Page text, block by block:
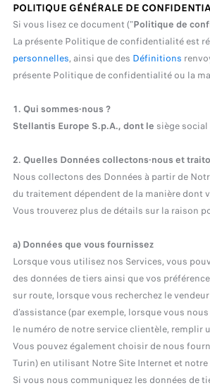
POLITIQUE GÉNÉRALE DE
Si vous lisez ce document ("Politique de
La présente Politique de confidentialité est
personnelles, ainsi que des Définitions
présente Politique de confidentialité ou la
1. Qui sommes-nous ?
Stellantis Europe S.p.A., dont le siège
2. Quelles Données collectons-nous et
Nous collectons des Données à partir de
du traitement dépendent de la manière dont
Vous trouverez plus de détails sur la raison
a) Données que vous fournissez
Lorsque vous utilisez nos Services, vous
des données de tiers ainsi que vos
sur route, lorsque vous recherchez le
d’assistance (par exemple, lorsque vous
le numéro de notre service clientèle, remplir
Vous pouvez également choisir de nous
Turin) en utilisant Notre Site Internet et
Si vous nous communiquez les données de